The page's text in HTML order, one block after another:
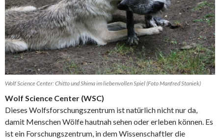
Wolf Science Center: Chitto und Shima im liebenvollen Spiel (Foto Manfred Staniek)
Wolf Science Center (WSC)
Dieses Wolfsforschungszentrum ist natürlich nicht nur da,
damit Menschen Wölfe hautnah sehen oder erleben können. Es
ist ein Forschungszentrum, in dem Wissenschaftler die